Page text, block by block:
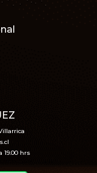
19.00 hrs